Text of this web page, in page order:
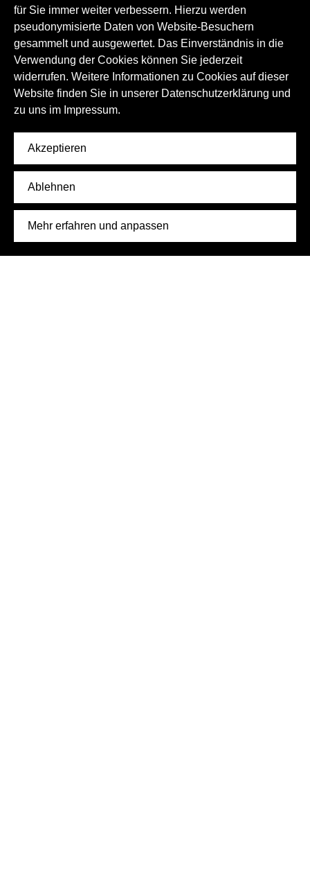
für Sie immer weiter verbessern. Hierzu werden
pseudonymisierte Daten von Website-Besuchern
gesammelt und ausgewertet. Das Einverständnis in die
Verwendung der Cookies können Sie jederzeit
widerrufen. Weitere Informationen zu Cookies auf dieser
Website finden Sie in unserer Datenschutzerklärung und
zu uns im Impressum.
Akzeptieren
Ablehnen
Mehr erfahren und anpassen